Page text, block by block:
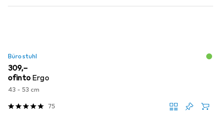
Bürostuhl
EUR
309,–
ofinto Ergo
43 - 53 cm
75